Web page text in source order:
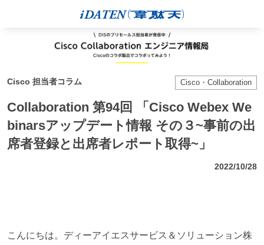
Cisco 担当者コラム Cisco・Collaboration
Collaboration 第94回 「Cisco Webex We
binarsアップデート情報 その３~事前の出
席者登録と出席者レポート取得~」
2022/10/28
こんにちは。ディーアイエスサービス＆ソリューション株